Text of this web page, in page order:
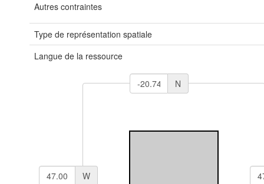
Autres contraintes
Type de représentation spatiale
Langue de la ressource
N
W